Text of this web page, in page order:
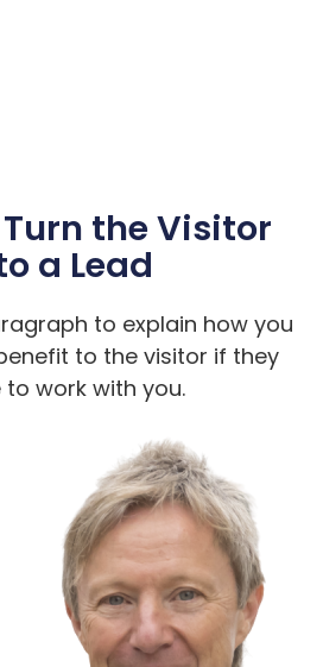
the Visitor
a Lead
to explain how you
to the visitor if they
to work with you.